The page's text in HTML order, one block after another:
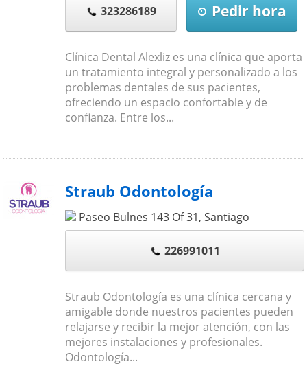
323286189 Pedir hora
Clínica Dental Alexliz es una clínica que aporta
un tratamiento integral y personalizado a los
problemas dentales de sus pacientes,
ofreciendo un espacio confortable y de
confianza. Entre los...
Straub Odontología
Paseo Bulnes 143 Of 31,Santiago
226991011
Straub Odontología es una clínica cercana y
amigable donde nuestros pacientes pueden
relajarse y recibir la mejor atención, con las
mejores instalaciones y profesionales.
Odontología...